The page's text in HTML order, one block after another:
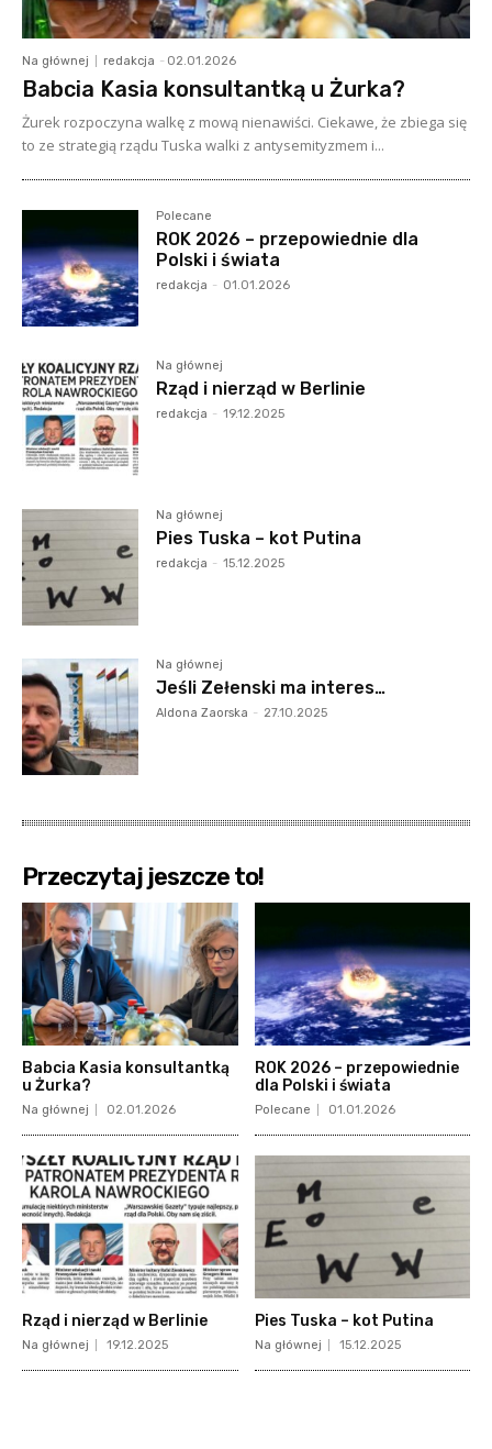
Na głównej redakcja - 02.01.2026
Babcia Kasia konsultantką u Żurka?
Żurek rozpoczyna walkę z mową nienawiści. Ciekawe, że zbiega się
to ze strategią rządu Tuska walki z antysemityzmem i...
Polecane
ROK 2026 – przepowiednie dla
Polski i świata
redakcja - 01.01.2026
Na głównej
Rząd i nierząd w Berlinie
redakcja - 19.12.2025
Na głównej
Pies Tuska – kot Putina
redakcja - 15.12.2025
Na głównej
Jeśli Zełenski ma interes…
Aldona Zaorska - 27.10.2025
Przeczytaj jeszcze to!
Babcia Kasia konsultantką
u Żurka?
Na głównej 02.01.2026
ROK 2026 – przepowiednie
dla Polski i świata
Polecane 01.01.2026
Rząd i nierząd w Berlinie
Na głównej 19.12.2025
Pies Tuska – kot Putina
Na głównej 15.12.2025